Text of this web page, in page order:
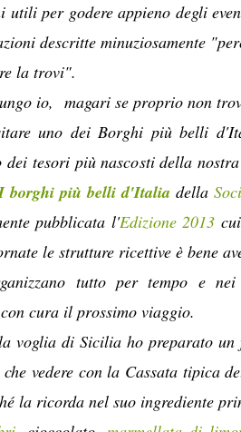
utili per godere appieno degli
descritte minuziosamente
la trovi".
io, magari se proprio non
uno dei Borghi più belli
tesori più nascosti della
borghi più belli d'Italia della
pubblicata l'Edizione 2013
le strutture ricettive è bene
tutto per tempo e
cura il prossimo viaggio.
voglia di Sicilia ho preparato
vedere con la Cassata tipica
la ricorda nel suo ingrediente